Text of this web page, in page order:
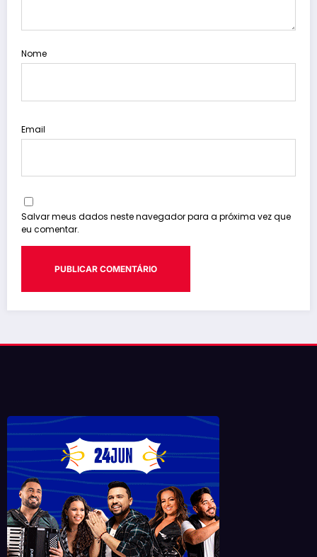
Nome
Email
Salvar meus dados neste navegador para a próxima vez que
eu comentar.